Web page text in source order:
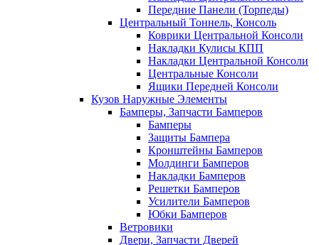
Передние Панели (Торпеды)
Центральный Тоннель, Консоль
Коврики Центральной Консоли
Накладки Кулисы КПП
Накладки Центральной Консоли
Центральные Консоли
Ящики Передней Консоли
Кузов Наружные Элементы
Бамперы, Запчасти Бамперов
Бамперы
Защиты Бампера
Кронштейны Бамперов
Молдинги Бамперов
Накладки Бамперов
Решетки Бамперов
Усилители Бамперов
Юбки Бамперов
Ветровики
Двери, Запчасти Дверей